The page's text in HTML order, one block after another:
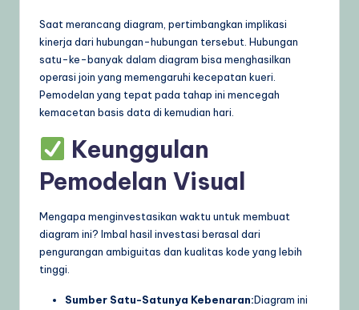
Saat merancang diagram, pertimbangkan implikasi
kinerja dari hubungan-hubungan tersebut. Hubungan
satu-ke-banyak dalam diagram bisa menghasilkan
operasi join yang memengaruhi kecepatan kueri.
Pemodelan yang tepat pada tahap ini mencegah
kemacetan basis data di kemudian hari.
Keunggulan
Pemodelan Visual
Mengapa menginvestasikan waktu untuk membuat
diagram ini? Imbal hasil investasi berasal dari
pengurangan ambiguitas dan kualitas kode yang lebih
tinggi.
Sumber Satu-Satunya Kebenaran:Diagram ini